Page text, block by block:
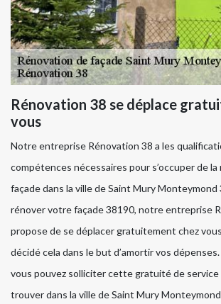
Rénovation 38 se déplace
vous
Notre entreprise Rénovation 38 a les
compétences nécessaires pour s’occuper de
façade dans la ville de Saint Mury Monteymond
rénover votre façade 38190, notre entreprise
propose de se déplacer gratuitement chez
décidé cela dans le but d’amortir vos
vous pouvez solliciter cette gratuité de
trouver dans la ville de Saint Mury